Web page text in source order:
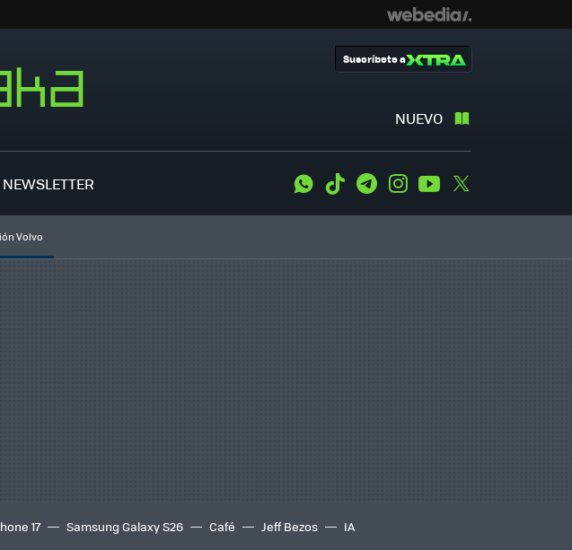
NUEVO
Suscríbete a
NEWSLETTER WhatsApp
Tiktok TelegramInstagramYoutube
Volvo
17 Samsung Galaxy S26 Café Jeff Bezos IA